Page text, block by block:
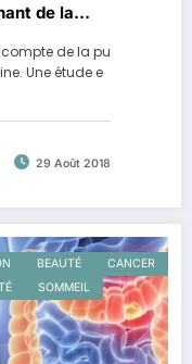
de la
de la pu
Une étude e
29 Août 2018
BEAUTÉ
CANCER
SOMMEIL